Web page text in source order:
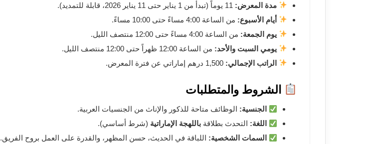
مدة المعرض:
أيام الأسبوع: من الساعة 4:00 مساءً حتى 10:00 مساءً.
يوم الجمعة: من الساعة 4:00 مساءً حتى 12:00 منتصف الليل.
يومي السبت والأحد: من الساعة 12:00 ظهراً حتى 12:00 منتصف الليل.
الراتب الإجمالي: 1,500 درهم إماراتي عن فترة المعرض.
الشروط والمتطلبات
الجنسية: الوظائف متاحة للذكور والإناث من الجنسيات العربية.
اللغة: التحدث بطلاقةباللهجة الإماراتية (شرط أساسي).
السمات الشخصية: اللباقة في الحديث، حسن المظهر، والقدرة على العمل بروح الفريق.